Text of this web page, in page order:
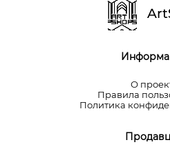
О
Правила
Политика